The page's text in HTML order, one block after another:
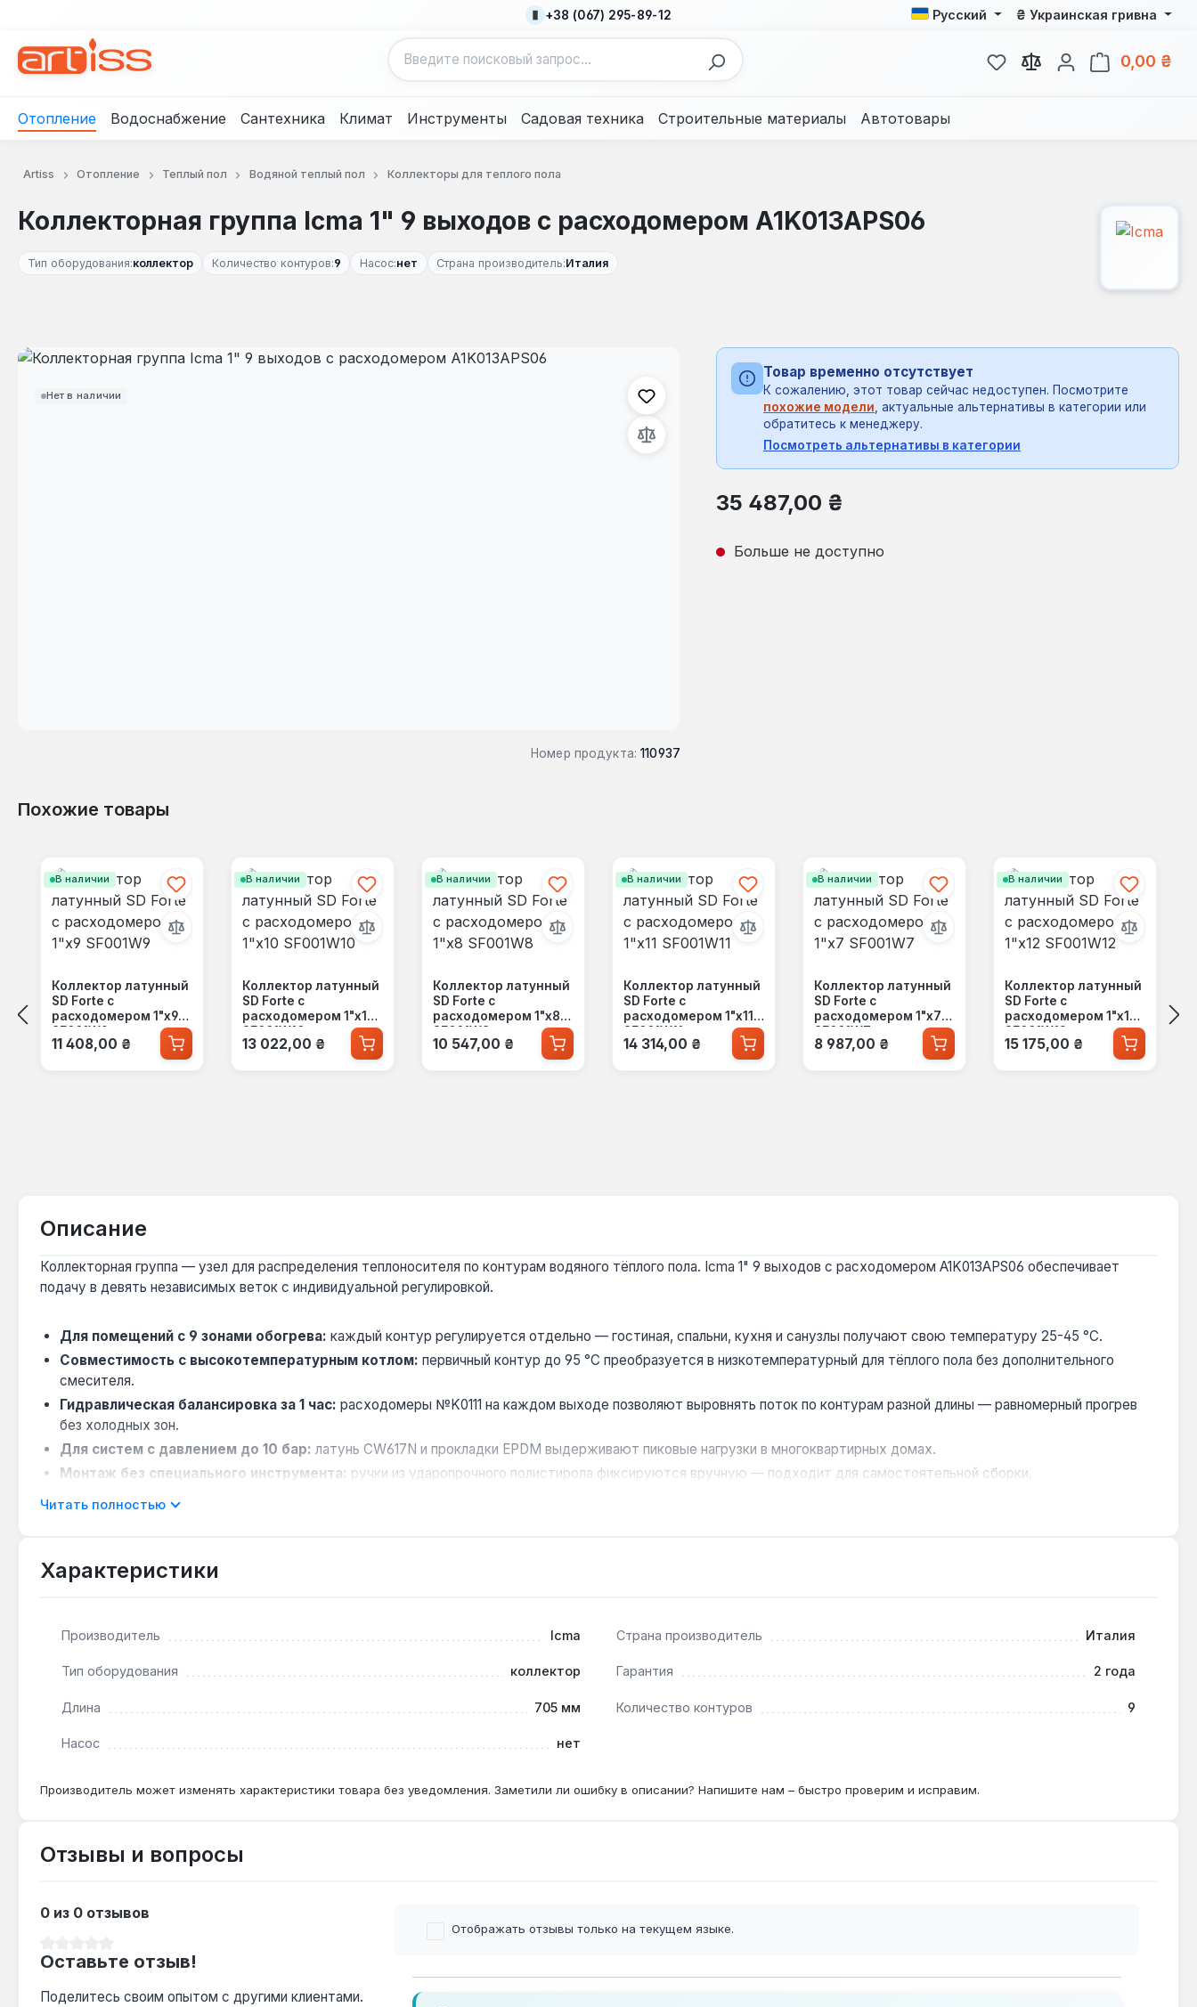
+38 (067) 295-89-12 Русский ₴ Украинская гривна
У вас есть товары из
0,00 ₴
Отопление Водоснабжение Сантехника Климат Инструменты Садовая техника Строительные материалы Автотовары
Artiss Отопление Теплый пол Водяной теплый пол Коллекторы для теплого пола
Коллекторная группа Icma 1" 9 выходов с расходомером A1K013APS06
Тип оборудования:коллектор Количество контуров:9 Насос:нет Страна производитель:Италия
Нет в наличии
Пропустить галерею изображений
Номер продукта: 110937
Товар временно отсутствует
К сожалению, этот товар сейчас недоступен. Посмотрите
похожие модели , актуальные альтернативы в категории или
обратитесь к менеджеру.
Посмотреть альтернативы в категории
Обычная цена:
35 487,00 ₴
Больше не доступно
Похожие товары
В наличии
Коллектор латунный
SD Forte с
расходомером 1"х9
SF001W9
Обычная цена:
11 408,00 ₴
В наличии
Коллектор латунный
SD Forte с
расходомером 1"х10
SF001W10
Обычная цена:
13 022,00 ₴
В наличии
Коллектор латунный
SD Forte с
расходомером 1"х8
SF001W8
Обычная цена:
10 547,00 ₴
В наличии
Коллектор латунный
SD Forte с
расходомером 1"х11
SF001W11
Обычная цена:
14 314,00 ₴
В наличии
Коллектор латунный
SD Forte с
расходомером 1"х7
SF001W7
Обычная цена:
8 987,00 ₴
В наличии
Коллектор латунный
SD Forte с
расходомером 1"х12
SF001W12
Обычная цена:
15 175,00 ₴
Описание
Коллекторная группа — узел для распределения теплоносителя по контурам водяного тёплого пола. Icma 1" 9 выходов с расходомером A1K013APS06 обеспечивает
подачу в девять независимых веток с индивидуальной регулировкой.
Для помещений с 9 зонами обогрева: каждый контур регулируется отдельно — гостиная, спальни, кухня и санузлы получают свою температуру 25-45 °C.
Совместимость с высокотемпературным котлом: первичный контур до 95 °C преобразуется в низкотемпературный для тёплого пола без дополнительного
смесителя.
Гидравлическая балансировка за 1 час: расходомеры №K0111 на каждом выходе позволяют выровнять поток по контурам разной длины — равномерный прогрев
без холодных зон.
Для систем с давлением до 10 бар: латунь CW617N и прокладки EPDM выдерживают пиковые нагрузки в многоквартирных домах.
Монтаж без специального инструмента: ручки из ударопрочного полистирола фиксируются вручную — подходит для самостоятельной сборки.
Подходит ли для системы с котлом 24 кВт?
Как часто проверять расходомеры?
Читать полностью
Характеристики
Производитель Icma Страна производитель Италия
Тип оборудования коллектор Гарантия 2 года
Длина 705 мм Количество контуров 9
Насос нет
Производитель может изменять характеристики товара без уведомления. Заметили ли ошибку в описании? Напишите нам – быстро проверим и исправим.
Отзывы и вопросы
0 из 0 отзывов
Оставьте отзыв!
Поделитесь своим опытом с другими клиентами.
Отображать отзывы только на текущем языке.